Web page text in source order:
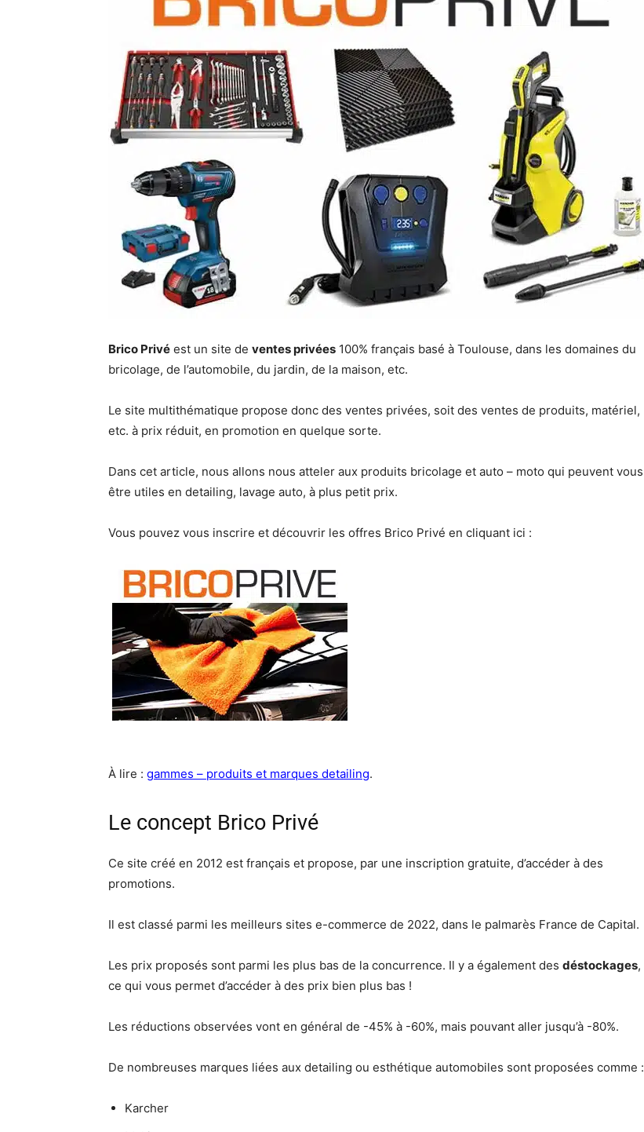
Brico Privé est un site de ventes privées 100% français basé à Toulouse, dans les domaines du
bricolage, de l’automobile, du jardin, de la maison, etc.
Le site multithématique propose donc des ventes privées, soit des ventes de produits, matériel,
etc. à prix réduit, en promotion en quelque sorte.
Dans cet article, nous allons nous atteler aux produits bricolage et auto – moto qui peuvent vous
être utiles en detailing, lavage auto, à plus petit prix.
Vous pouvez vous inscrire et découvrir les offres Brico Privé en cliquant ici :
À lire : gammes – produits et marques detailing.
Le concept Brico Privé
Ce site créé en 2012 est français et propose, par une inscription gratuite, d’accéder à des
promotions.
Il est classé parmi les meilleurs sites e-commerce de 2022, dans le palmarès France de Capital.
Les prix proposés sont parmi les plus bas de la concurrence. Il y a également des déstockages,
ce qui vous permet d’accéder à des prix bien plus bas !
Les réductions observées vont en général de -45% à -60%, mais pouvant aller jusqu’à -80%.
De nombreuses marques liées aux detailing ou esthétique automobiles sont proposées comme :
Karcher